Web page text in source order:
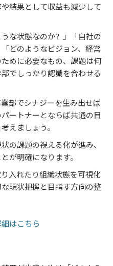
結果として収益も減少して
な状態なのか？」「自社の
どのようなビジョン、経営
めに必要なもの、課題は何
でしっかり認識を合わせる
部でシナジーを生み出せば
ートナーとならば共通の目
えましょう。
の課題の視える化が進み、
が明確になります。
入れたり組織状態を可視化
現状把握と目指す方向の整
はこちら